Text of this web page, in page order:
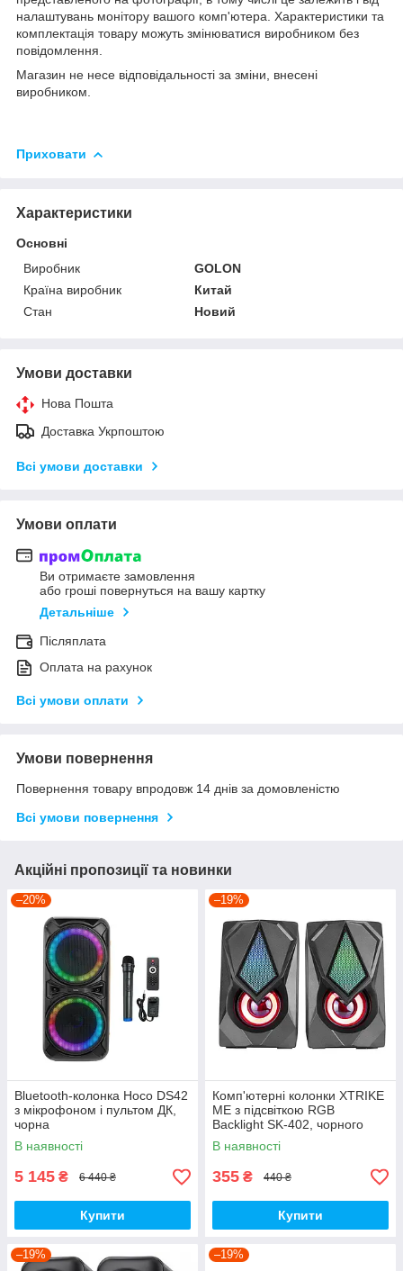
налаштувань монітору вашого комп'ютера. Характеристики та
комплектація товару можуть змінюватися виробником без
повідомлення.
Магазин не несе відповідальності за зміни, внесені
виробником.
Приховати
Характеристики
Основні
Виробник
GOLON
Країна виробник
Китай
Стан
Новий
Умови доставки
Нова Пошта
Доставка Укрпоштою
Всі умови доставки
Умови оплати
Ви отримаєте замовлення
або гроші повернуться на вашу картку
Детальніше
Післяплата
Оплата на рахунок
Всі умови оплати
Умови повернення
Повернення товару впродовж 14 днів за домовленістю
Всі умови повернення
Акційні пропозиції та новинки
–20%
Bluetooth-колонка Hoco DS42
з мікрофоном і пультом ДК,
чорна
В наявності
5 145 ₴ 6 440 ₴
Купити
–19%
Комп'ютерні колонки XTRIKE
ME з підсвіткою RGB
Backlight SK-402, чорного
кольору.
В наявності
355 ₴ 440 ₴
Купити
–19% –19%